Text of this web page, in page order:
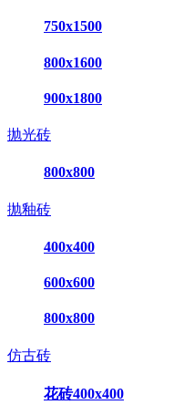
750x1500
800x1600
900x1800
抛光砖
800x800
抛釉砖
400x400
600x600
800x800
仿古砖
花砖400x400